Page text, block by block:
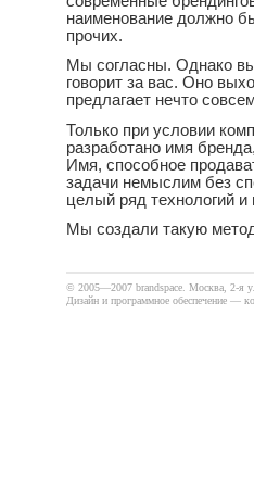
наименование должно
прочих.
Мы согласны. Однако
говорит за вас. Оно
предлагает нечто
Только при условии
разработано имя
Имя, способное
задачи немыслим без
целый ряд технологий и
Мы создали такую
© 2005—2007 brandspace. Москва, 2-я
Дизайн и программное обеспечение —